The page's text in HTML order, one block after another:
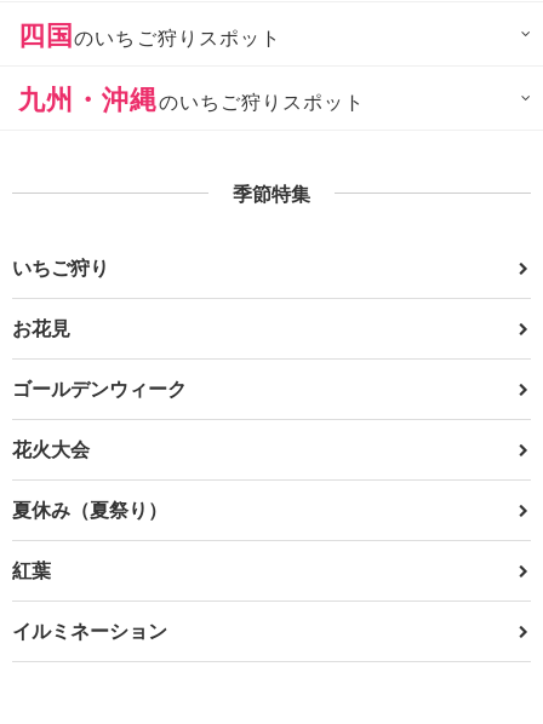
四国のいちご狩りスポット
九州・沖縄のいちご狩りスポット
季節特集
いちご狩り
お花見
ゴールデンウィーク
花火大会
夏休み（夏祭り）
紅葉
イルミネーション